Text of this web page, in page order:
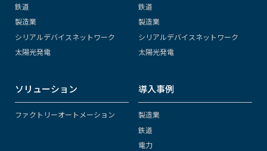
鉄道
製造業
シリアルデバイスネットワーク
太陽光発電
鉄道
製造業
シリアルデバイスネットワーク
太陽光発電
ソリューション
ファクトリーオートメーション
導入事例
製造業
鉄道
電力